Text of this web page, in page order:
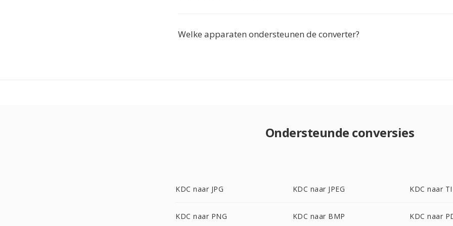
Welke apparaten ondersteunen de converter?
Ondersteunde conversies
KDC naar JPG KDC naar JPEG KDC naar
KDC naar PNG KDC naar BMP KDC naar